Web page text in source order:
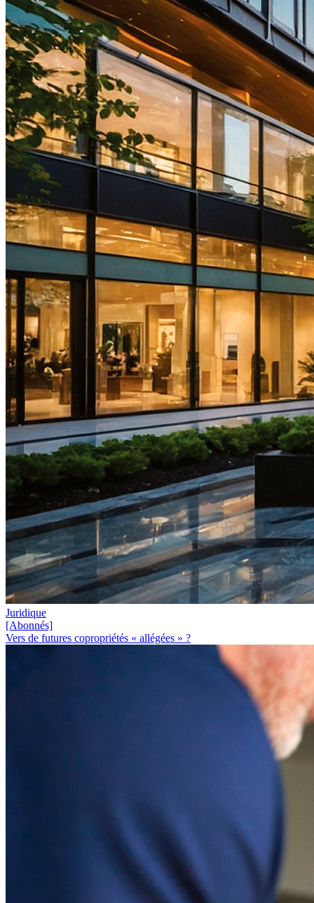
Juridique
[Abonnés]
Vers de futures copropriétés « allégées » ?